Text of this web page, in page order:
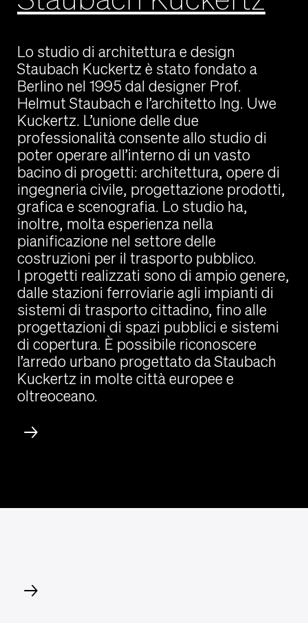
Lo studio di architettura e design
Staubach Kuckertz è stato fondato a
Berlino nel 1995 dal designer Prof.
Helmut Staubach e l’architetto Ing. Uwe
Kuckertz. L’unione delle due
professionalità consente allo studio di
poter operare all’interno di un vasto
bacino di progetti: architettura, opere di
ingegneria civile, progettazione prodotti,
grafica e scenografia. Lo studio ha,
inoltre, molta esperienza nella
pianificazione nel settore delle
costruzioni per il trasporto pubblico.
I progetti realizzati sono di ampio genere,
dalle stazioni ferroviarie agli impianti di
sistemi di trasporto cittadino, fino alle
progettazioni di spazi pubblici e sistemi
di copertura. È possibile riconoscere
l’arredo urbano progettato da Staubach
Kuckertz in molte città europee e
oltreoceano.